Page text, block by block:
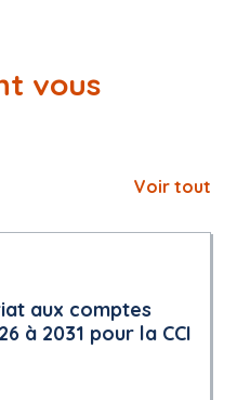
vous
Voir tout
aux comptes
à 2031 pour la CCI